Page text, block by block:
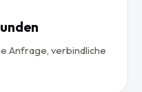
Anfrage, verbindliche